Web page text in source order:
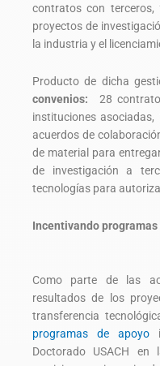
contratos con terceros,
proyectos de
la industria y el
Producto de dicha
convenios: 28
instituciones
acuerdos de
de material para
de investigación a
tecnologías para
Incentivando
Como parte de las
resultados de los
transferencia
programas de apoyo
Doctorado USACH